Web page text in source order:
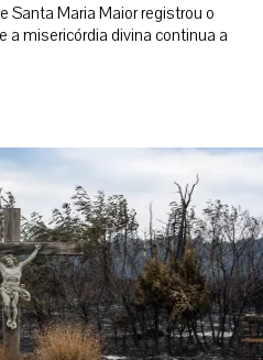
Santa Maria Maior registrou o
a misericórdia divina continua a